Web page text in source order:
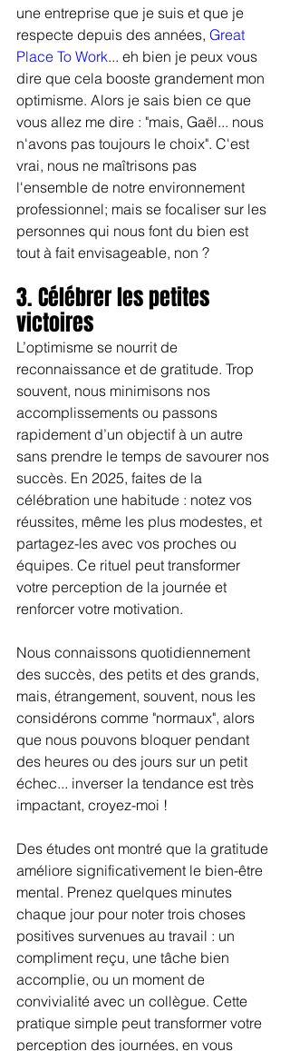
une entreprise que je suis et que je
respecte depuis des années, Great
Place To Work... eh bien je peux vous
dire que cela booste grandement mon
optimisme. Alors je sais bien ce que
vous allez me dire : "mais, Gaël... nous
n'avons pas toujours le choix". C'est
vrai, nous ne maîtrisons pas
l'ensemble de notre environnement
professionnel; mais se focaliser sur les
personnes qui nous font du bien est
tout à fait envisageable, non ?
3. Célébrer les petites
victoires
L’optimisme se nourrit de
reconnaissance et de gratitude. Trop
souvent, nous minimisons nos
accomplissements ou passons
rapidement d’un objectif à un autre
sans prendre le temps de savourer nos
succès. En 2025, faites de la
célébration une habitude : notez vos
réussites, même les plus modestes, et
partagez-les avec vos proches ou
équipes. Ce rituel peut transformer
votre perception de la journée et
renforcer votre motivation.
Nous connaissons quotidiennement
des succès, des petits et des grands,
mais, étrangement, souvent, nous les
considérons comme "normaux", alors
que nous pouvons bloquer pendant
des heures ou des jours sur un petit
échec... inverser la tendance est très
impactant, croyez-moi !
Des études ont montré que la gratitude
améliore significativement le bien-être
mental. Prenez quelques minutes
chaque jour pour noter trois choses
positives survenues au travail : un
compliment reçu, une tâche bien
accomplie, ou un moment de
convivialité avec un collègue. Cette
pratique simple peut transformer votre
perception des journées, en vous